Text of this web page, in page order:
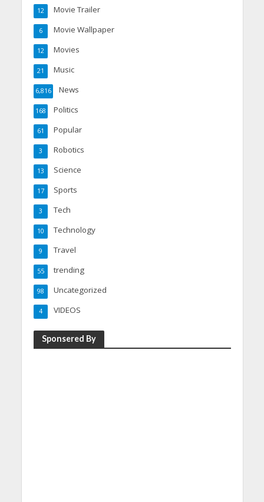
Movie Trailer
12
Movie Wallpaper
6
Movies
12
Music
21
News
6,816
Politics
168
Popular
61
Robotics
3
Science
13
Sports
17
Tech
3
Technology
10
Travel
9
trending
55
Uncategorized
98
VIDEOS
4
Sponsered By